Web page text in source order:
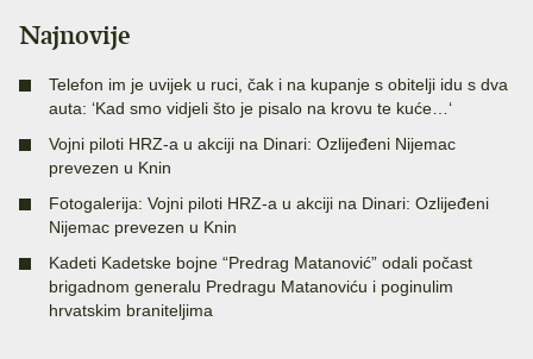
Najnovije
Telefon im je uvijek u ruci, čak i na kupanje s obitelji idu s dva
auta: ‘Kad smo vidjeli što je pisalo na krovu te kuće…‘
Vojni piloti HRZ-a u akciji na Dinari: Ozlijeđeni Nijemac
prevezen u Knin
Fotogalerija: Vojni piloti HRZ-a u akciji na Dinari: Ozlijeđeni
Nijemac prevezen u Knin
Kadeti Kadetske bojne “Predrag Matanović” odali počast
brigadnom generalu Predragu Matanoviću i poginulim
hrvatskim braniteljima